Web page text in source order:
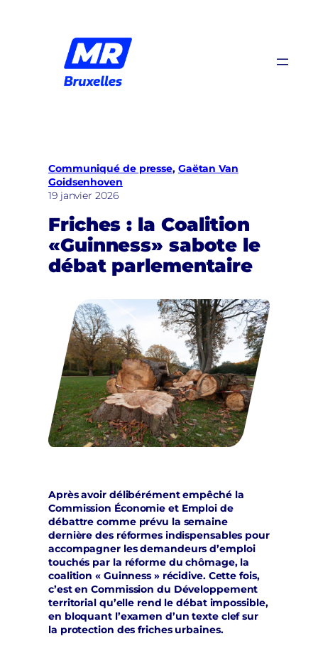
Communiqué de presse, Gaëtan Van
Goidsenhoven
19 janvier 2026
Friches : la Coalition
«Guinness» sabote le
débat parlementaire
Après avoir délibérément empêché la
Commission Économie et Emploi de
débattre comme prévu la semaine
dernière des réformes indispensables pour
accompagner les demandeurs d’emploi
touchés par la réforme du chômage, la
coalition « Guinness » récidive. Cette fois,
c’est en Commission du Développement
territorial qu’elle rend le débat impossible,
en bloquant l’examen d’un texte clef sur
la protection des friches urbaines.